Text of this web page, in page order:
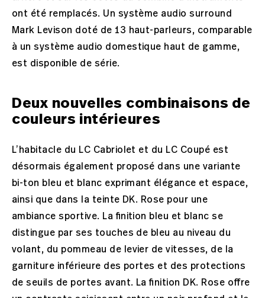
ont été remplacés. Un système audio surround
Mark Levison doté de 13 haut-parleurs, comparable
à un système audio domestique haut de gamme,
est disponible de série.
Deux nouvelles combinaisons de
couleurs intérieures
L’habitacle du LC Cabriolet et du LC Coupé est
désormais également proposé dans une variante
bi-ton bleu et blanc exprimant élégance et espace,
ainsi que dans la teinte DK. Rose pour une
ambiance sportive. La finition bleu et blanc se
distingue par ses touches de bleu au niveau du
volant, du pommeau de levier de vitesses, de la
garniture inférieure des portes et des protections
de seuils de portes avant. La finition DK. Rose offre